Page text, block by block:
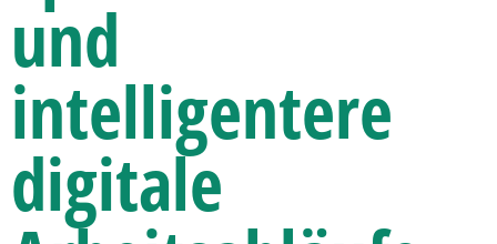
und
intelligentere
digitale